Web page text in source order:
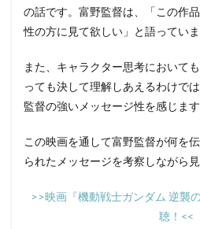
の話です。富野監督は、「この作
性の方に見て欲しい」と語っていま
また、キャラクター思考において
っても決して理解しあえるわけで
監督の強いメッセージ性を感じます
この映画を通して富野監督が何を
られたメッセージを考察しながら
>>映画『機動戦士ガンダム 逆襲
聴！<<